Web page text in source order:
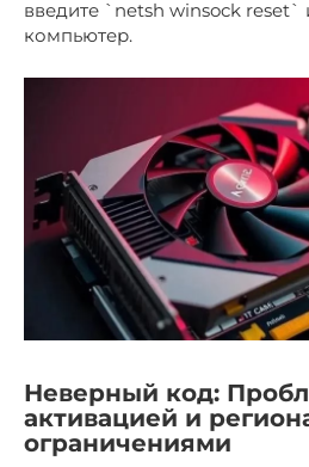
введите `netsh winsock reset`
компьютер.
Неверный код:
активацией и
ограничениями